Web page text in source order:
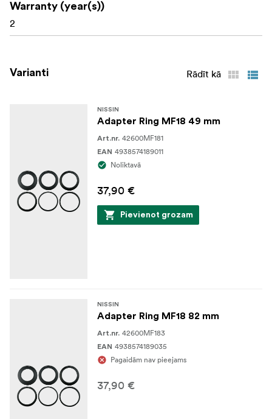
Warranty (year(s))
2
Varianti Rādīt kā
NISSIN
Adapter Ring MF18 49 mm
Art.nr. 42600MF181
EAN 4938574189011
Noliktavā
37,90 €
Pievienot grozam
NISSIN
Adapter Ring MF18 82 mm
Art.nr. 42600MF183
EAN 4938574189035
Pagaidām nav pieejams
37,90 €